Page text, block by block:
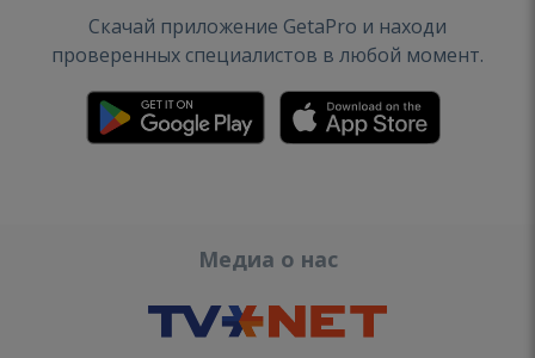
Скачай приложение GetaPro и находи
проверенных специалистов в любой момент.
Медиа о нас